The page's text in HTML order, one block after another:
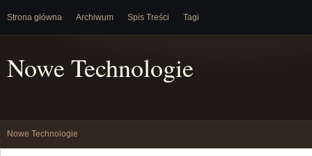
Strona główna Archiwum Spis Treści Tagi
Nowe Technologie
Nowe Technologie